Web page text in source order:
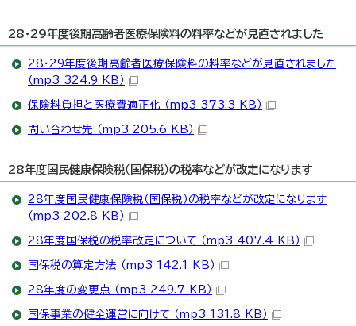
28・29年度後期高齢者医療保険料の料率などが見直されました
28・29年度後期高齢者医療保険料の料率などが見直されました
（mp3 324.9 KB）
保険料負担と医療費適正化 （mp3 373.3 KB）
問い合わせ先 （mp3 205.6 KB）
28年度国民健康保険税（国保税）の税率などが改定になります
28年度国民健康保険税（国保税）の税率などが改定になります
（mp3 202.8 KB）
28年度国保税の税率改定について （mp3 407.4 KB）
国保税の算定方法 （mp3 142.1 KB）
28年度の変更点 （mp3 249.7 KB）
国保事業の健全運営に向けて （mp3 131.8 KB）